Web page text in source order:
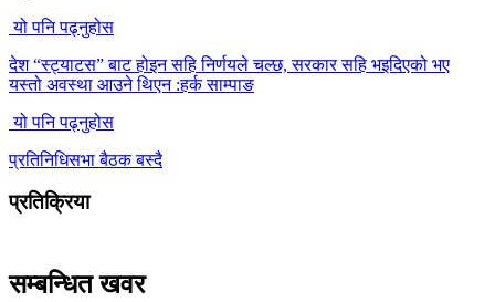
यो पनि पढ्नुहोस
देश “स्ट्याटस” बाट होइन सहि निर्णयले चल्छ, सरकार सहि भइदिएको भए
यस्तो अवस्था आउने थिएन :हर्क साम्पाङ
यो पनि पढ्नुहोस
प्रतिनिधिसभा बैठक बस्दै
प्रतिक्रिया
सम्बन्धित खवर